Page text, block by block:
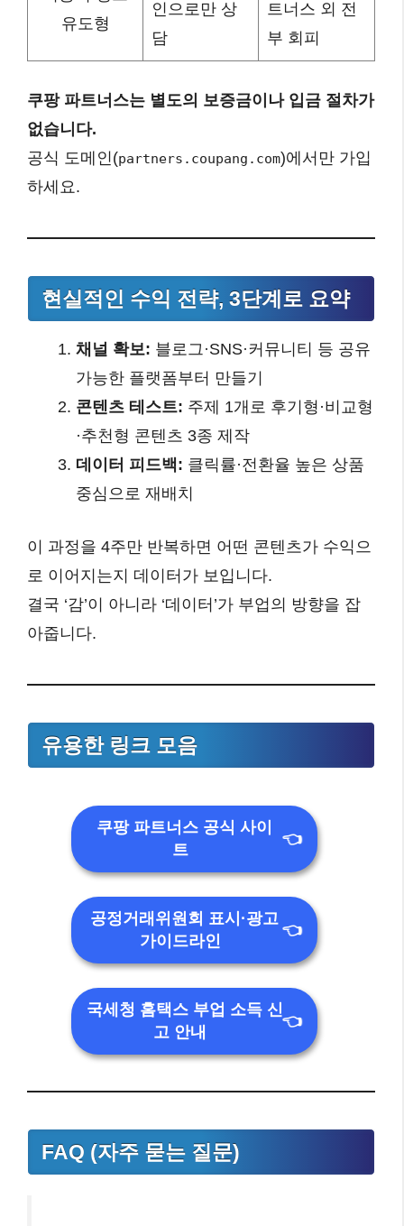
유도형
인으로만 상
담
트너스 외 전
부 회피
쿠팡 파트너스는 별도의 보증금이나 입금 절차가
없습니다.
공식 도메인(partners.coupang.com)에서만 가입
하세요.
현실적인 수익 전략, 3단계로 요약
채널 확보: 블로그·SNS·커뮤니티 등 공유
가능한 플랫폼부터 만들기
콘텐츠 테스트: 주제 1개로 후기형·비교형
·추천형 콘텐츠 3종 제작
데이터 피드백: 클릭률·전환율 높은 상품
중심으로 재배치
이 과정을 4주만 반복하면 어떤 콘텐츠가 수익으
로 이어지는지 데이터가 보입니다.
결국 ‘감’이 아니라 ‘데이터’가 부업의 방향을 잡
아줍니다.
유용한 링크 모음
쿠팡 파트너스 공식 사이
트
👈
공정거래위원회 표시·광고
가이드라인
👈
국세청 홈택스 부업 소득 신
고 안내
👈
FAQ (자주 묻는 질문)